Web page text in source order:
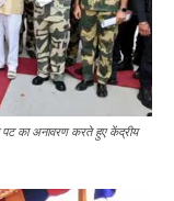
पट का अनावरण करते हुए केंद्रीय